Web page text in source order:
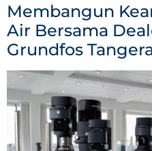
Membangun
Air Bersama
Grundfos